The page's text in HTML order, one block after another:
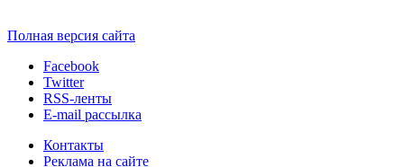
Полная версия сайта
Facebook
Twitter
RSS-ленты
E-mail рассылка
Контакты
Реклама на сайте